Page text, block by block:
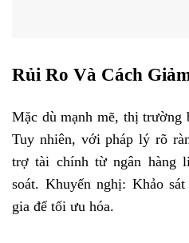
Rủi Ro Và Cách
Mặc dù mạnh mẽ, thị trường
Tuy nhiên, với pháp lý rõ
trợ tài chính từ ngân hàng
soát. Khuyến nghị: Khảo
gia để tối ưu hóa.